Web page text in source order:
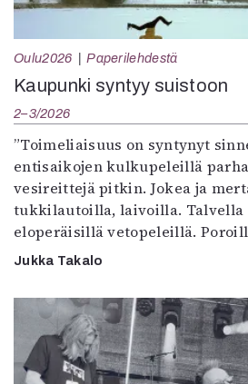
Oulu2026 Paperilehdestä
Kaupunki syntyy suistoon
2–3/2026
”Toimeliaisuus on syntynyt
entisaikojen kulkupeleillä
vesireittejä pitkin. Jokea ja
tukkilautoilla, laivoilla. Talvella
eloperäisillä vetopeleillä.
Jukka Takalo